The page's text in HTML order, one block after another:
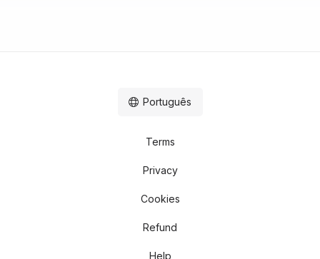
Terms
Privacy
Cookies
Refund
Help
Português